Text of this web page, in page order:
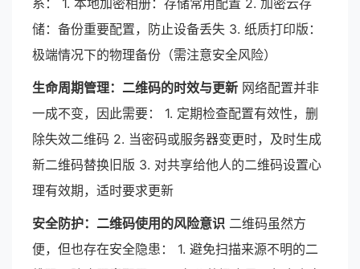
系： 1. 本地加密相册：存储常用配置 2. 加密云存
储：备份重要配置，防止设备丢失 3. 纸质打印版：
极端情况下的物理备份（需注意安全风险）
生命周期管理：二维码的时效与更新 网络配置并非
一成不变，因此需要： 1. 定期检查配置有效性，删
除失效二维码 2. 当密码或服务器变更时，及时生成
新二维码替换旧版 3. 对共享给他人的二维码设置心
理有效期，适时要求更新
安全防护：二维码使用的风险意识 二维码虽然方
便，但也存在安全隐患： 1. 避免扫描来源不明的二